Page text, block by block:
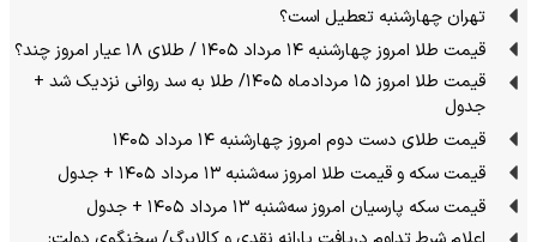
تهران چهارشنبه تعطیل است؟
قیمت طلا امروز چهارشنبه ۱۴ مرداد ۱۴۰۵ / طلای ۱۸ عیار امروز چند؟
قیمت طلا امروز ۱۵ مردادماه ۱۴۰۵/ طلا به سد روانی نزدیک شد +
جدول
قیمت طلای دست دوم امروز چهارشنبه ۱۴ مرداد ۱۴۰۵
قیمت سکه و قیمت طلا امروز سه‌شنبه ۱۳ مرداد ۱۴۰۵ + جدول
قیمت سکه پارسیان امروز سه‌شنبه ۱۳ مرداد ۱۴۰۵ + جدول